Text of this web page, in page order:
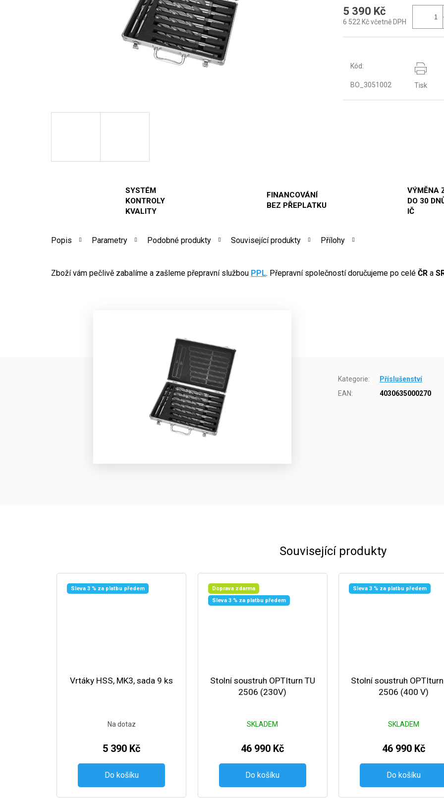
5 390 Kč
6 522 Kč včetně DPH
Kód:
BO_3051002 Tisk
SYSTÉM
KONTROLY
KVALITY
FINANCOVÁNÍ
BEZ PŘEPLATKU
VÝMĚNA
DO 30
IČ
Popis Parametry Podobné produkty Související produkty Přílohy
Zboží vám pečlivě zabalíme a zašleme přepravní službou PPL. Přepravní společností doručujeme po celé ČR a
Kategorie:
Příslušenství
EAN: 4030635000270
Související produkty
Sleva 3 % za platbu předem
Vrtáky HSS, MK3, sada 9 ks
Na dotaz
5 390 Kč
Do košíku
Doprava zdarma
Sleva 3 % za platbu předem
Stolní soustruh OPTIturn TU
2506 (230V)
SKLADEM
46 990 Kč
Do košíku
Sleva 3 % za platbu předem
Stolní soustruh
2506 (400 V)
SKLADEM
46 990 Kč
Do košíku